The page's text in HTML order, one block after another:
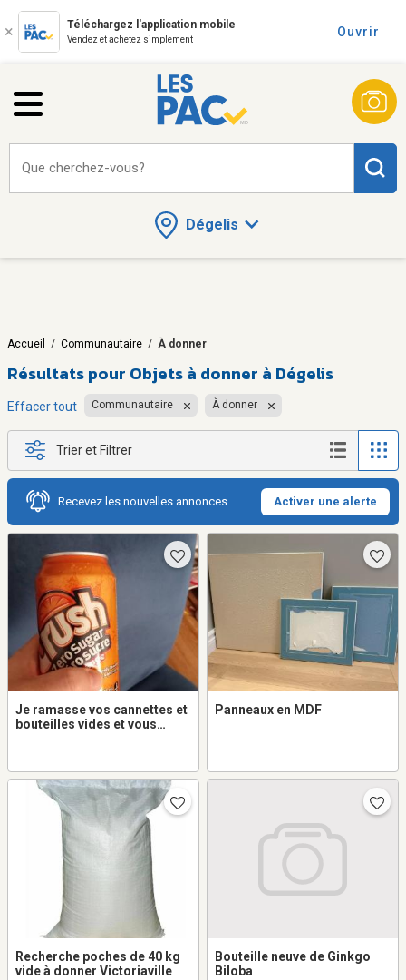
Téléchargez l'application mobile
Vendez et achetez simplement
Ouvrir
Dégelis
Que cherchez-vous?
Accueil / Communautaire / À donner
Résultats pour Objets à donner à Dégelis
Effacer tout Communautaire À donner
Trier et Filtrer
Recevez les nouvelles annonces Activer une alerte
Je ramasse vos cannettes et
bouteilles vides et vous
Panneaux en MDF
Recherche poches de 40 kg
vide à donner Victoriaville
Bouteille neuve de Ginkgo
Biloba